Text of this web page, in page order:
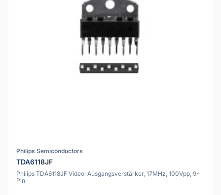
Philips Semiconductors
TDA6118JF
Philips TDA6118JF Video-Ausgangsverstärker, 17MHz, 100Vpp, 9-
Pin